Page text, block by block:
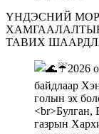
ҮНДЭСНИЙ
ТАВИХ